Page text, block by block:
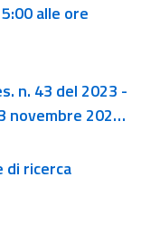
alle ore
n. 43 del 2023 -
novembre 2023
Patrono
ricerca